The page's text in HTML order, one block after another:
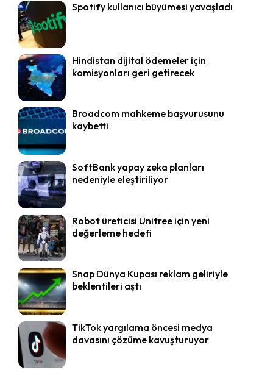
Spotify kullanıcı büyümesi yavaşladı
Hindistan dijital ödemeler için
komisyonları geri getirecek
Broadcom mahkeme başvurusunu
kaybetti
SoftBank yapay zeka planları
nedeniyle eleştiriliyor
Robot üreticisi Unitree için yeni
değerleme hedefi
Snap Dünya Kupası reklam geliriyle
beklentileri aştı
TikTok yargılama öncesi medya
davasını çözüme kavuşturuyor